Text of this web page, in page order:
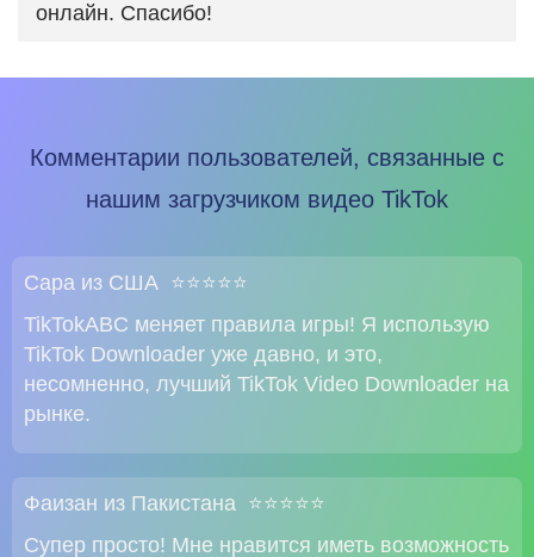
онлайн. Спасибо!
Комментарии пользователей, связанные с
нашим загрузчиком видео TikTok
Сара из США ⭐⭐⭐⭐⭐
TikTokABC меняет правила игры! Я использую
TikTok Downloader уже давно, и это,
несомненно, лучший TikTok Video Downloader на
рынке.
Фаизан из Пакистана ⭐⭐⭐⭐⭐
Супер просто! Мне нравится иметь возможность